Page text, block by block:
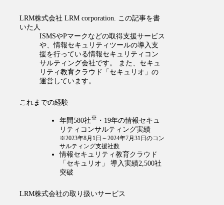
LRM株式会社 LRM corporation. この記事を書
いた人
ISMSやPマークなどの取得支援サービス
や、情報セキュリティツールの導入支
援を行っている情報セキュリティコン
サルティング会社です。 また、セキュ
リティ教育クラウド「セキュリオ」の
運営しています。
これまでの経験
年間580社※ ・19年の情報セキュ
リティコンサルティング実績
※2023年8月1日～2024年7月31日のコン
サルティング支援社数
情報セキュリティ教育クラウド
「セキュリオ」 導入実績2,500社
突破
LRM株式会社の取り扱いサービス